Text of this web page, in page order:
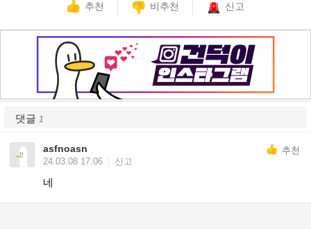
추천 비추천 신고
댓글 1
asfnoasn
추천
24.03.08 17:06
신고
네